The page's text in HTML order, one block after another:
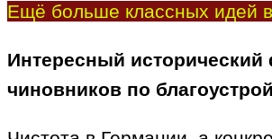
Ещё больше классных идей
Интересный исторический
чиновников по